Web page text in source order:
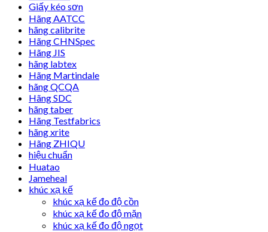
Giấy kéo sơn
Hãng AATCC
hãng calibrite
Hãng CHNSpec
Hãng JIS
hãng labtex
Hãng Martindale
hãng QCQA
Hãng SDC
hãng taber
Hãng Testfabrics
hãng xrite
Hãng ZHIQU
hiệu chuẩn
Huatao
Jameheal
khúc xạ kế
khúc xạ kế đo độ cồn
khúc xạ kế đo độ mặn
khúc xạ kế đo độ ngọt